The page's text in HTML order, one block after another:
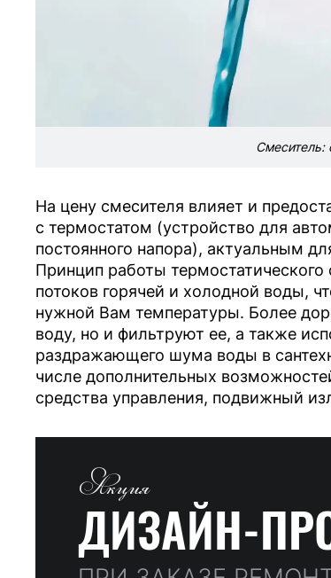
Смеситель:
На цену смесителя влияет и
с термостатом (устройство для
постоянного напора), актуальным
Принцип работы термостатического
потоков горячей и холодной воды,
нужной Вам температуры. Более
воду, но и фильтруют ее, а также
раздражающего шума воды в
числе дополнительных
средства управления, подвижный
Акция
ДИЗАЙН-